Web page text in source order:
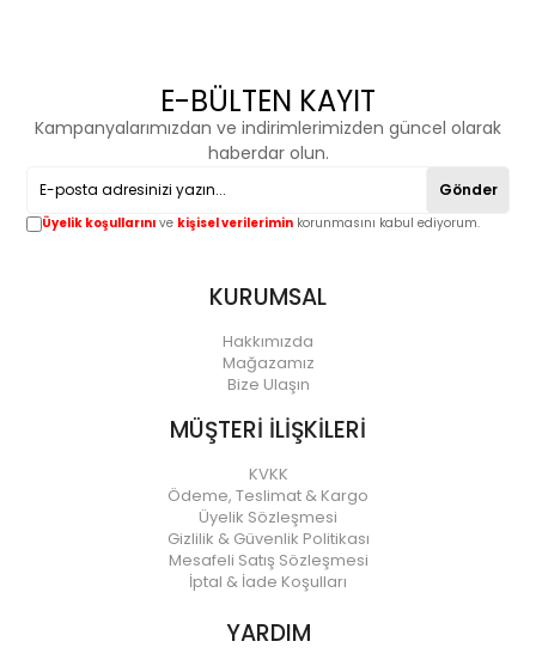
E-BÜLTEN KAYIT
Kampanyalarımızdan ve indirimlerimizden güncel olarak
haberdar olun.
Gönder
Üyelik koşullarını ve kişisel verilerimin korunmasını kabul ediyorum.
KURUMSAL
Hakkımızda
Mağazamız
Bize Ulaşın
MÜŞTERİ İLİŞKİLERİ
KVKK
Ödeme, Teslimat & Kargo
Üyelik Sözleşmesi
Gizlilik & Güvenlik Politikası
Mesafeli Satış Sözleşmesi
İptal & İade Koşulları
YARDIM